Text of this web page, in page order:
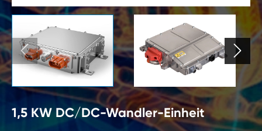
 
1,5 KW DC/DC-Wandler-Einheit